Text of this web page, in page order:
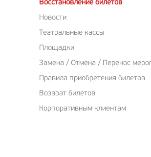
Восстановление билетов
Новости
Театральные кассы
Площадки
Замена / Отмена / Перенос
Правила приобретения билетов
Возврат билетов
Корпоративным клиентам